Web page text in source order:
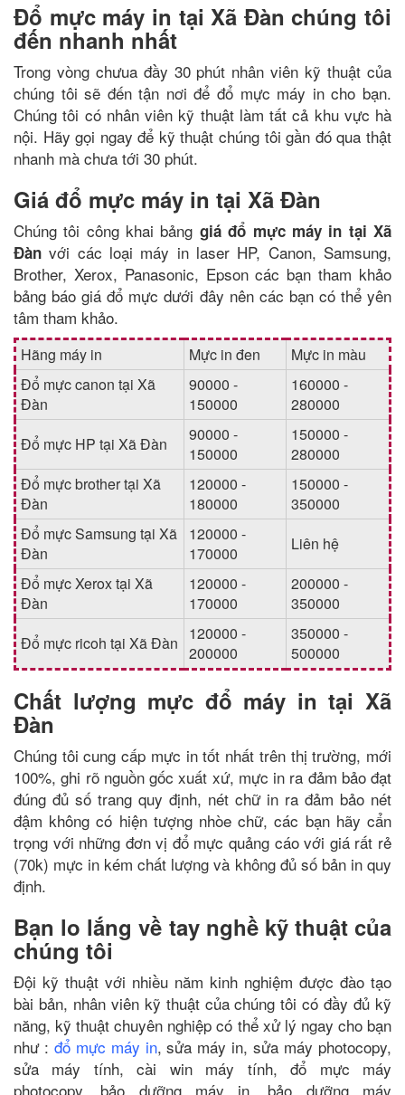
Đổ mực máy in tại Xã Đàn chúng tôi
đến nhanh nhất
Trong vòng chưua đầy 30 phút nhân viên kỹ thuật của
chúng tôi sẽ đến tận nơi để đổ mực máy in cho bạn.
Chúng tôi có nhân viên kỹ thuật làm tất cả khu vực hà
nội. Hãy gọi ngay để kỹ thuật chúng tôi gần đó qua thật
nhanh mà chưa tới 30 phút.
Giá đổ mực máy in tại Xã Đàn
Chúng tôi công khai bảng giá đổ mực máy in tại Xã
Đàn với các loại máy in laser HP, Canon, Samsung,
Brother, Xerox, Panasonic, Epson các bạn tham khảo
bảng báo giá đổ mực dưới đây nên các bạn có thể yên
tâm tham khảo.
Hãng máy in Mực in đen
Mực in màu
Đổ mực canon tại Xã
Đàn
90000 -
150000
160000 -
280000
Đổ mực HP tại Xã Đàn
90000 -
150000
150000 -
280000
Đổ mực brother tại Xã
Đàn
120000 -
180000
150000 -
350000
Đổ mực Samsung tại Xã
Đàn
120000 -
170000
Liên hệ
Đổ mực Xerox tại Xã
Đàn
120000 -
170000
200000 -
350000
Đổ mực ricoh tại Xã Đàn
120000 -
200000
350000 -
500000
Chất lượng mực đổ máy in tại Xã
Đàn
Chúng tôi cung cấp mực in tốt nhất trên thị trường, mới
100%, ghi rõ nguồn gốc xuất xứ, mực in ra đảm bảo đạt
đúng đủ số trang quy định, nét chữ in ra đảm bảo nét
đậm không có hiện tượng nhòe chữ, các bạn hãy cẩn
trọng với những đơn vị đổ mực quảng cáo với giá rất rẻ
(70k) mực in kém chất lượng và không đủ số bản in quy
định.
Bạn lo lắng về tay nghề kỹ thuật của
chúng tôi
Đội kỹ thuật với nhiều năm kinh nghiệm được đào tạo
bài bản, nhân viên kỹ thuật của chúng tôi có đầy đủ kỹ
năng, kỹ thuật chuyên nghiệp có thể xử lý ngay cho bạn
như : đổ mực máy in, sửa máy in, sửa máy photocopy,
sửa máy tính, cài win máy tính, đổ mực máy
photocopy, bảo dưỡng máy in, bảo dưỡng máy